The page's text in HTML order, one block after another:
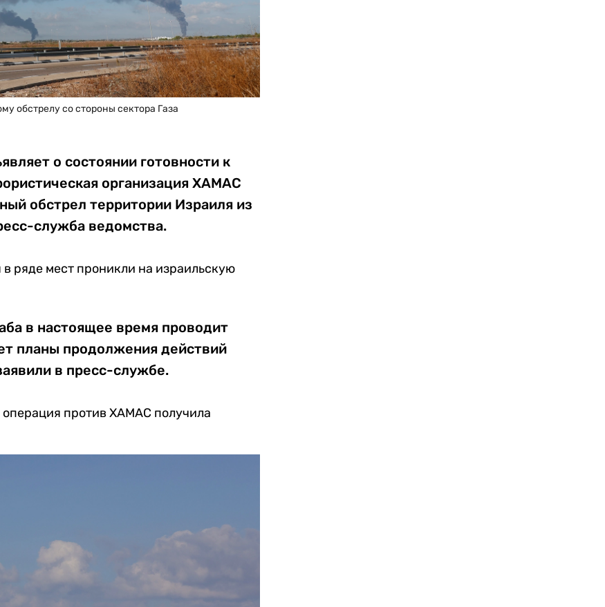
обстрелу со стороны сектора Газа
о состоянии готовности к
организация ХАМАС
обстрел территории Израиля из
служба ведомства.
ряде мест проникли на израильскую
в настоящее время проводит
планы продолжения действий
в пресс-службе.
операция против ХАМАС получила